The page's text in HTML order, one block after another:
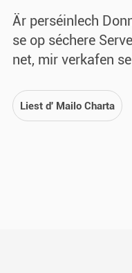
Är perséinlech
se op séchere
net, mir verkafen
Liest d' Mailo Charta